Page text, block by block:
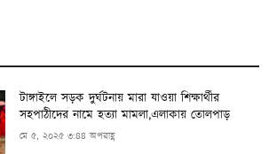
টাঙ্গাইলে সড়ক দুর্ঘটনায় মারা যাওয়া শিক্ষার্থীর
সহপাঠীদের নামে হত্যা মামলা,এলাকায় তোলপাড়
মে ৫, ২০২৫ ৩:৪৪ অপরাহ্ণ